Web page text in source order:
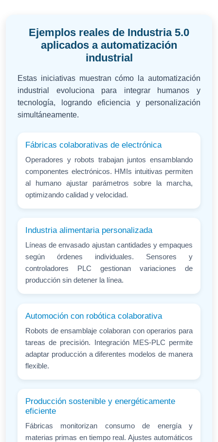
Ejemplos reales de Industria 5.0
aplicados a automatización
industrial
Estas iniciativas muestran cómo la automatización
industrial evoluciona para integrar humanos y
tecnología, logrando eficiencia y personalización
simultáneamente.
Fábricas colaborativas de electrónica
Operadores y robots trabajan juntos ensamblando
componentes electrónicos. HMIs intuitivas permiten
al humano ajustar parámetros sobre la marcha,
optimizando calidad y velocidad.
Industria alimentaria personalizada
Líneas de envasado ajustan cantidades y empaques
según órdenes individuales. Sensores y
controladores PLC gestionan variaciones de
producción sin detener la línea.
Automoción con robótica colaborativa
Robots de ensamblaje colaboran con operarios para
tareas de precisión. Integración MES-PLC permite
adaptar producción a diferentes modelos de manera
flexible.
Producción sostenible y energéticamente
eficiente
Fábricas monitorizan consumo de energía y
materias primas en tiempo real. Ajustes automáticos